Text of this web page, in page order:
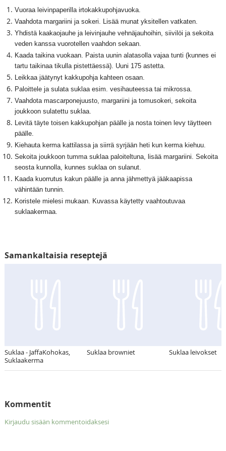
Vuoraa leivinpaperilla irtokakkupohjavuoka.
Vaahdota margariini ja sokeri. Lisää munat yksitellen vatkaten.
Yhdistä kaakaojauhe ja leivinjauhe vehnäjauhoihin, siivilöi ja sekoita
veden kanssa vuorotellen vaahdon sekaan.
Kaada taikina vuokaan. Paista uunin alatasolla vajaa tunti (kunnes ei
tartu taikinaa tikulla pistettäessä). Uuni 175 astetta.
Leikkaa jäätynyt kakkupohja kahteen osaan.
Paloittele ja sulata suklaa esim. vesihauteessa tai mikrossa.
Vaahdota mascarponejuusto, margariini ja tomusokeri, sekoita
joukkoon sulatettu suklaa.
Levitä täyte toisen kakkupohjan päälle ja nosta toinen levy täytteen
päälle.
Kiehauta kerma kattilassa ja siirrä syrjään heti kun kerma kiehuu.
Sekoita joukkoon tumma suklaa paloiteltuna, lisää margariini. Sekoita
seosta kunnolla, kunnes suklaa on sulanut.
Kaada kuorrutus kakun päälle ja anna jähmettyä jääkaapissa
vähintään tunnin.
Koristele mielesi mukaan. Kuvassa käytetty vaahtoutuvaa
suklaakermaa.
Samankaltaisia reseptejä
Suklaa - JaffaKohokas,
Suklaakerma
Suklaa browniet Suklaa leivokset
Kommentit
Kirjaudu sisään kommentoidaksesi